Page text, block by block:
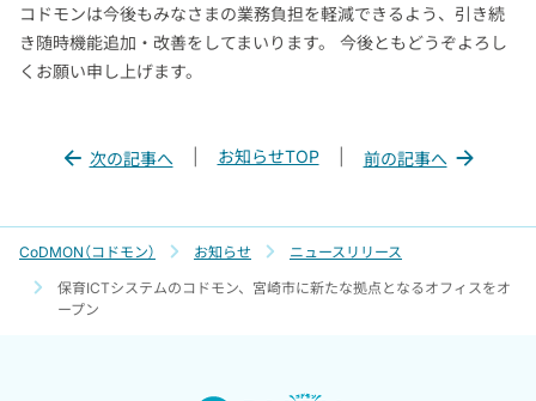
コドモンは今後もみなさまの業務負担を軽減できるよう、引き続
き随時機能追加・改善をしてまいります。 今後ともどうぞよろし
くお願い申し上げます。
次の記事へ お知らせTOP 前の記事へ
CoDMON（コドモン） お知らせ
ニュースリリース
保育ICTシステムのコドモン、宮崎市に新たな拠点となるオフィスをオ
ープン